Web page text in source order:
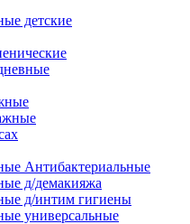
детские
Антибактериальные
д/демакияжа
д/интим гигиены
универсальные